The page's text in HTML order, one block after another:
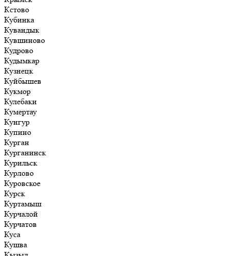
Кстово
Кубинка
Кувандык
Кувшиново
Кудрово
Кудымкар
Кузнецк
Куйбышев
Кукмор
Кулебаки
Кумертау
Кунгур
Купино
Курган
Курганинск
Курильск
Курлово
Куровское
Курск
Куртамыш
Курчалой
Курчатов
Куса
Кушва